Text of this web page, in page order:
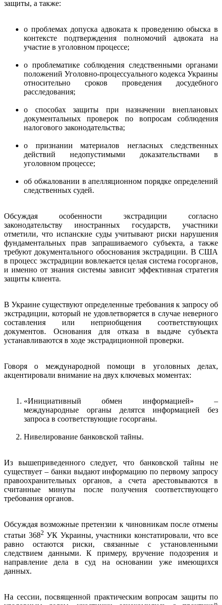
защиты, а также:
о проблемах допуска адвоката к проведению обыска в
контексте подтверждения полномочий адвоката на
участие в уголовном процессе;
о проблематике соблюдения следственными органами
положений Уголовно-процессуального кодекса Украины
относительно сроков проведения досудебного
расследования;
о способах защиты при назначении внеплановых
документальных проверок по вопросам соблюдения
налогового законодательства;
о признании материалов негласных следственных
действий недопустимыми доказательствами в
уголовном процессе;
об обжаловании в апелляционном порядке определений
следственных судей.
Обсуждая особенности экстрадиции согласно
законодательству иностранных государств, участники
отметили, что испанские суды учитывают риски нарушения
фундаментальных прав запрашиваемого субъекта, а также
требуют документального обоснования экстрадиции. В США
в процесс экстрадиции вовлекается целая система госорганов,
и именно от знания системы зависит эффективная стратегия
защиты клиента.
В Украине существуют определенные требования к запросу об
экстрадиции, который не удовлетворяется в случае неверного
составления или неприобщения соответствующих
документов. Основания для отказа в выдаче субъекта
устанавливаются в ходе экстрадиционной проверки.
Говоря о международной помощи в уголовных делах,
акцентировали внимание на двух ключевых моментах:
«Инициативный обмен информацией» –
международные органы делятся информацией без
запроса в соответствующие госорганы.
Нивелирование банковской тайны.
Из вышеприведенного следует, что банковской тайны не
существует – банки выдают информацию по первому запросу
правоохранительных органов, а счета арестовываются в
считанные минуты после получения соответствующего
требования органов.
Обсуждая возможные претензии к чиновникам после отмены
статьи 3682 УК Украины, участники констатировали, что все
равно остаются риски, связанные с установленными
следствием данными. К примеру, вручение подозрения и
направление дела в суд на основании уже имеющихся
данных.
На сессии, посвященной практическим вопросам защиты по